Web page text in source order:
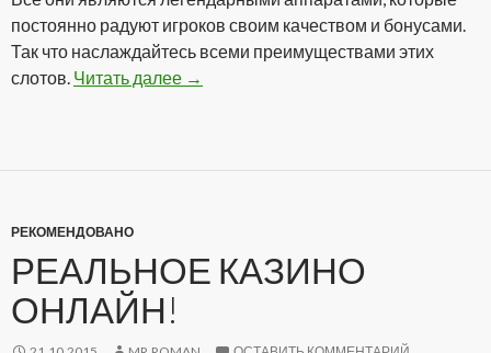
постоянно радуют игроков своим качеством и бонусами.
Так что наслаждайтесь всеми преимуществами этих
слотов. Читать далее Аппараты онлайн на реальные
→
РЕКОМЕНДОВАНО
РЕАЛЬНОЕ КАЗИНО
ОНЛАЙН!